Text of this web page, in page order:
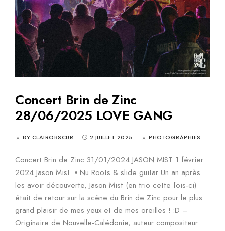
Concert Brin de Zinc
28/06/2025 LOVE GANG
BY CLAIROBSCUR 2 JUILLET 2025 PHOTOGRAPHIES
Concert Brin de Zinc 31/01/2024 JASON MIST 1 février
2024 Jason Mist • Nu Roots & slide guitar Un an après
les avoir découverte, Jason Mist (en trio cette fois-ci)
était de retour sur la scène du Brin de Zinc pour le plus
grand plaisir de mes yeux et de mes oreilles ! :D –
Originaire de Nouvelle-Calédonie, auteur compositeur